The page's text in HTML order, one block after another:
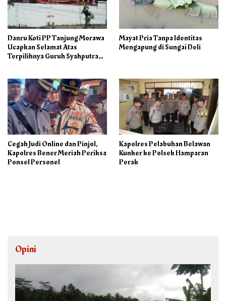
Danru Koti PP Tanjung Morawa
Ucapkan Selamat Atas
Terpilihnya Guruh Syahputra
Mayat Pria Tanpa Identitas
Mengapung di Sungai Deli
Cegah Judi Online dan Pinjol,
Kapolres Bener Meriah Periksa
Ponsel Personel
Kapolres Pelabuhan Belawan
Kunker ke Polsek Hamparan
Perak
Opini